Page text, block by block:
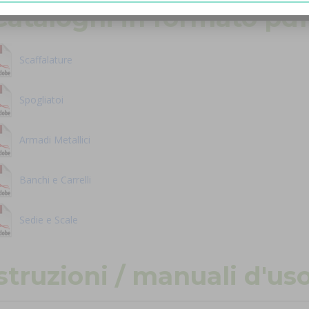
in formato pdf
Scaffalature
Spogliatoi
Armadi Metallici
Banchi e Carrelli
Sedie e Scale
/ manuali